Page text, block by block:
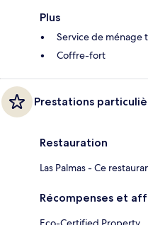
Plus
Service de ménage
Coffre-fort
Prestations
Restauration
Las Palmas - Ce
Récompenses et